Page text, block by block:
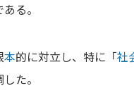
る。
本的に対立し、特に「社
た。